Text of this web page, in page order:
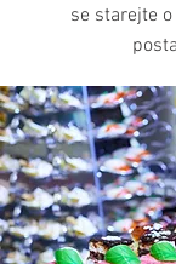
se starejte